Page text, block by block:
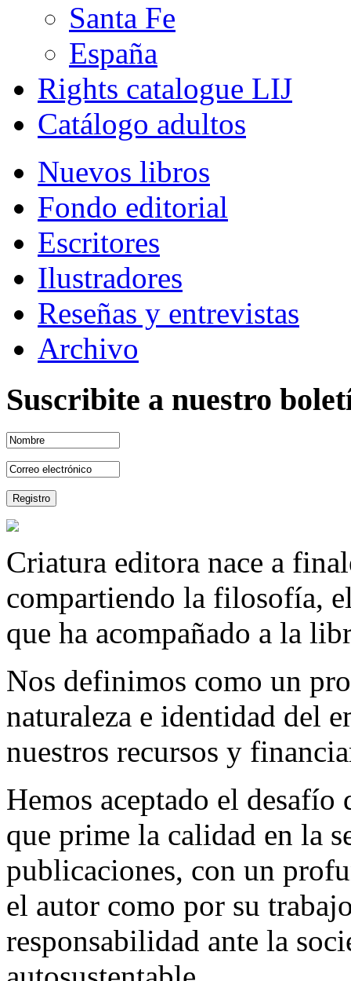
Santa Fe
España
Rights catalogue LIJ
Catálogo adultos
Nuevos libros
Fondo editorial
Escritores
Ilustradores
Reseñas y entrevistas
Archivo
Suscribite a nuestro
Criatura editora nace a
compartiendo la filosofía,
que ha acompañado a la
Nos definimos como un
naturaleza e identidad del
nuestros recursos y
Hemos aceptado el
que prime la calidad en la
publicaciones, con un
el autor como por su
responsabilidad ante la